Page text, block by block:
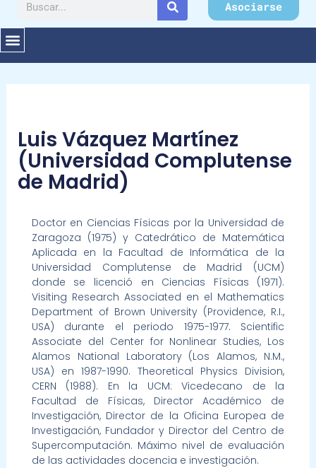
Asociarse
Luis Vázquez Martínez
(Universidad Complutense
de Madrid)
Doctor en Ciencias Físicas por la Universidad de
Zaragoza (1975) y Catedrático de Matemática
Aplicada en la Facultad de Informática de la
Universidad Complutense de Madrid (UCM)
donde se licenció en Ciencias Físicas (1971).
Visiting Research Associated en el Mathematics
Department of Brown University (Providence, R.I.,
USA) durante el periodo 1975-1977. Scientific
Associate del Center for Nonlinear Studies, Los
Alamos National Laboratory (Los Alamos, N.M.,
USA) en 1987-1990. Theoretical Physics Division,
CERN (1988). En la UCM: Vicedecano de la
Facultad de Físicas, Director Académico de
Investigación, Director de la Oficina Europea de
Investigación, Fundador y Director del Centro de
Supercomputación. Máximo nivel de evaluación
de las actividades docencia e investigación.